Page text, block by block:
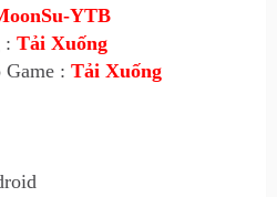
YTB
: Tải Xuống
: Tải Xuống